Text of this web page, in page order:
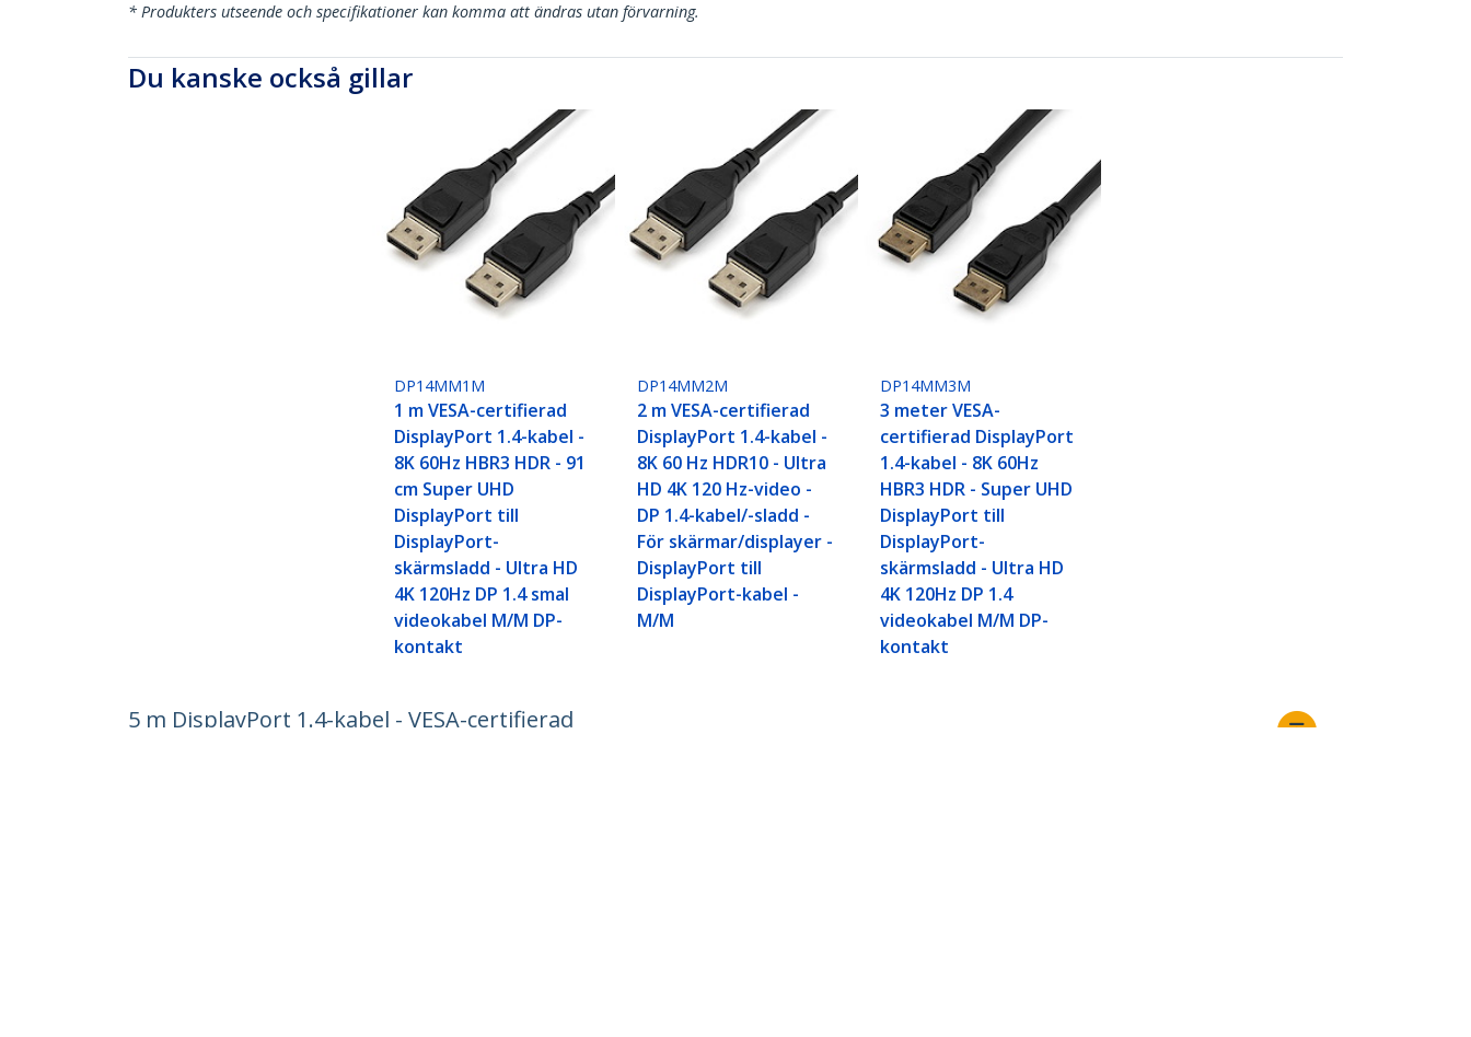
* Produkters utseende och specifikationer kan komma att ändras utan förvarning.
Du kanske också gillar
DP14MM1M
1 m VESA-certifierad
DisplayPort 1.4-kabel -
8K 60Hz HBR3 HDR - 91
cm Super UHD
DisplayPort till
DisplayPort-
skärmsladd - Ultra HD
4K 120Hz DP 1.4 smal
videokabel M/M DP-
kontakt
DP14MM2M
2 m VESA-certifierad
DisplayPort 1.4-kabel -
8K 60 Hz HDR10 - Ultra
HD 4K 120 Hz-video -
DP 1.4-kabel/-sladd -
För skärmar/displayer -
DisplayPort till
DisplayPort-kabel -
M/M
DP14MM3M
3 meter VESA-
certifierad DisplayPort
1.4-kabel - 8K 60Hz
HBR3 HDR - Super UHD
DisplayPort till
DisplayPort-
skärmsladd - Ultra HD
4K 120Hz DP 1.4
videokabel M/M DP-
kontakt
5 m DisplayPort 1.4-kabel - VESA-certifierad